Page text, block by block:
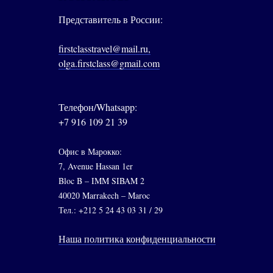
Представитель в России:
firstclasstravel@mail.ru,
olga.firstclass@gmail.com
Телефон/Whatsapp:
+7 916 109 21 39
Офис в Марокко:
7, Avenue Hassan 1er
Bloc B – IMM SIBAM 2
40020 Marrakech – Maroc
Тел.: +212 5 24 43 03 31 / 29
Наша политика конфиденциальности